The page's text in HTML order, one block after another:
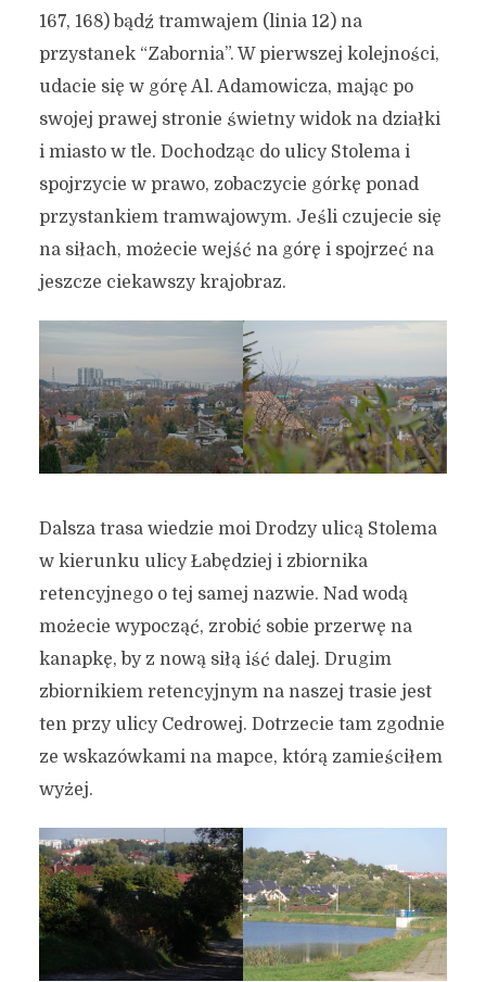
Trasa pozwalająca poznać
Zabornię (projekt
dzielnicowy)
Kamil Sulewski
167, 168) bądź tramwajem (linia 12) na
przystanek “Zabornia”. W pierwszej kolejności,
udacie się w górę Al. Adamowicza, mając po
swojej prawej stronie świetny widok na działki
i miasto w tle. Dochodząc do ulicy Stolema i
spojrzycie w prawo, zobaczycie górkę ponad
przystankiem tramwajowym. Jeśli czujecie się
na siłach, możecie wejść na górę i spojrzeć na
jeszcze ciekawszy krajobraz.
Dalsza trasa wiedzie moi Drodzy ulicą Stolema
w kierunku ulicy Łabędziej i zbiornika
retencyjnego o tej samej nazwie. Nad wodą
możecie wypocząć, zrobić sobie przerwę na
kanapkę, by z nową siłą iść dalej. Drugim
zbiornikiem retencyjnym na naszej trasie jest
ten przy ulicy Cedrowej. Dotrzecie tam zgodnie
ze wskazówkami na mapce, którą zamieściłem
wyżej.